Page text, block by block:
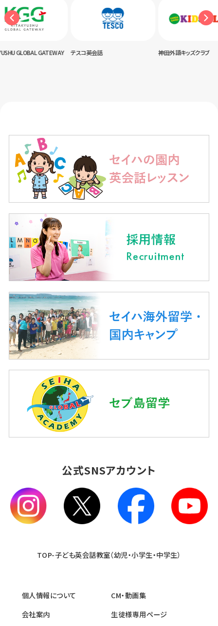
GLOBAL GATEWAY テスコ英会話 神田外語キッズクラブ
公式SNSアカウント
TOP-子ども英会話教室（幼児・小学生・中学生）
個人情報について
会社案内
CM・動画集
生徒様専用ページ